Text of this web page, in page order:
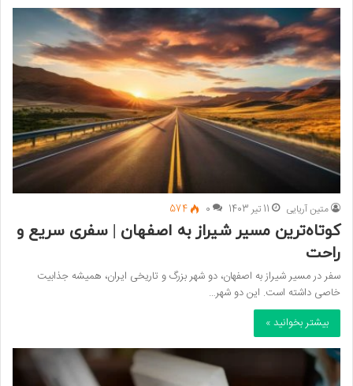
متین آریایی 11 تیر 1403 0
574
کوتاه‌ترین مسیر شیراز به اصفهان | سفری سریع و
راحت
سفر در مسیر شیراز به اصفهان، دو شهر بزرگ و تاریخی ایران، همیشه جذابیت
خاصی داشته است. این دو شهر…
بیشتر بخوانید »